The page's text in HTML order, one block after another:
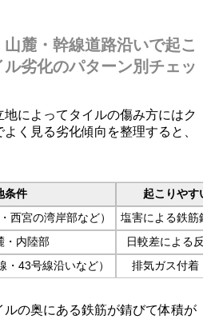
麓・幹線道路沿いで起こ
ル劣化のパターン別チェッ
地によってタイルの傷み方にはク
く見る劣化傾向を整理すると、
条件
起こりやすい
西宮の湾岸部など）
塩害による鉄筋錆
・内陸部
日較差による反り
43号線沿いなど）
排気ガス付着・
の奥にある鉄筋が錆びて体積が